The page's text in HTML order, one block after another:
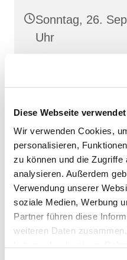
Diese Webseite
Wir verwenden Cookies,
personalisieren,
zu können und die
analysieren. Außerdem
Verwendung unserer
soziale Medien, Werbung
Partner führen diese
weiteren Daten
Sonntag, 26.
Uhr
Frankenwall 7,